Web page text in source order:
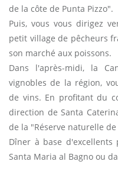
de la côte de Punta Pizzo".
Puis, vous vous dirigez
petit village de pêcheurs
son marché aux poissons.
Dans l'après-midi, la
vignobles de la région,
de vins. En profitant du
direction de Santa
de la "Réserve naturelle de
Dîner à base
Santa Maria al Bagno ou